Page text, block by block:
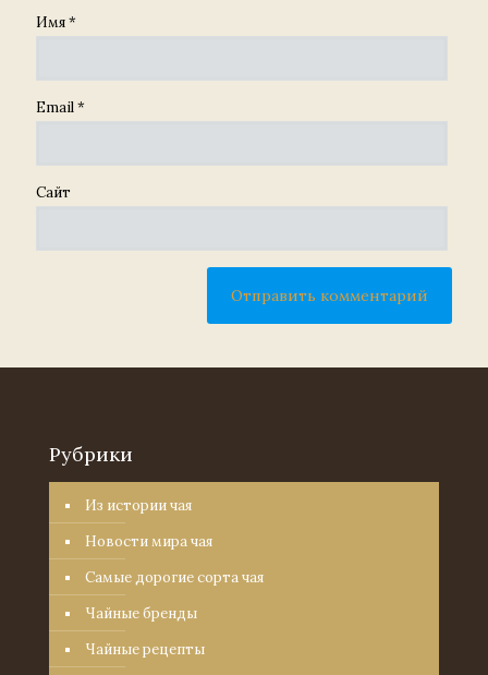
Имя*
Email*
Сайт
Рубрики
Из истории чая
Новости мира чая
Самые дорогие сорта чая
Чайные бренды
Чайные рецепты